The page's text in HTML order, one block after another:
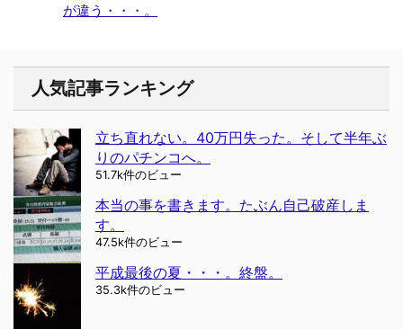
が違う・・・。
人気記事ランキング
立ち直れない。40万円失った。そして半年ぶ
りのパチンコへ。
51.7k件のビュー
本当の事を書きます。たぶん自己破産しま
す。
47.5k件のビュー
平成最後の夏・・・。終盤。
35.3k件のビュー